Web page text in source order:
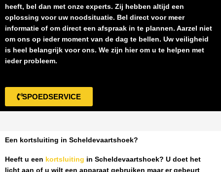
heeft, bel dan met onze experts. Zij hebben altijd een
oplossing voor uw noodsituatie. Bel direct voor meer
informatie of om direct een afspraak in te plannen. Aarzel niet
om ons op ieder moment van de dag te bellen. Uw veiligheid
is heel belangrijk voor ons. We zijn hier om u te helpen met
ieder probleem.
SPOEDSERVICE
Een kortsluiting in Scheldevaartshoek?
Heeft u een kortsluiting in Scheldevaartshoek? U doet het
licht aan of u wilt een apparaat gebruiken maar er gebeurt